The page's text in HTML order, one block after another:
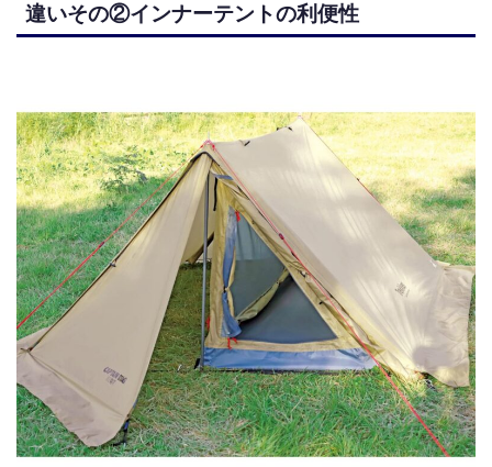
違いその②インナーテントの利便性